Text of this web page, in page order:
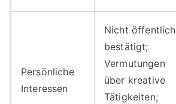
Persönliche
Interessen
Nicht öffentlich
bestätigt;
Vermutungen
über kreative
Tätigkeiten;